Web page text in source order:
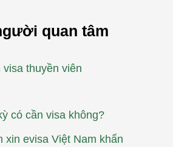
quan tâm
visa thuyền viên
có cần visa không?
xin evisa Việt Nam khẩn